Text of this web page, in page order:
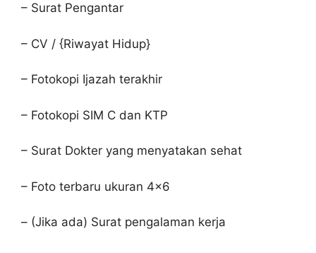
– Surat Pengantar
– CV / {Riwayat Hidup}
– Fotokopi Ijazah terakhir
– Fotokopi SIM C dan KTP
– Surat Dokter yang menyatakan sehat
– Foto terbaru ukuran 4×6
– (Jika ada) Surat pengalaman kerja